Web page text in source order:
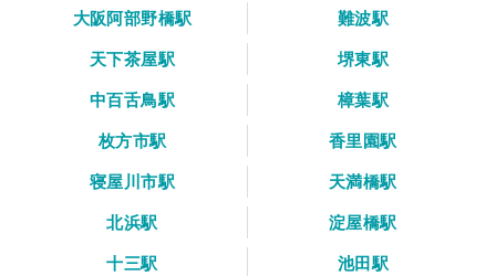
大阪阿部野橋駅
難波駅
天下茶屋駅
堺東駅
中百舌鳥駅
樟葉駅
枚方市駅
香里園駅
寝屋川市駅
天満橋駅
北浜駅
淀屋橋駅
十三駅
池田駅